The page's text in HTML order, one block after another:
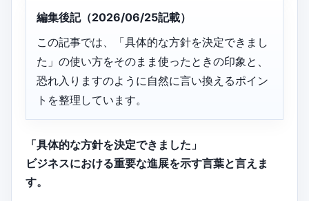
編集後記（2026/06/25記載）
この記事では、「具体的な方針を決定できまし
た」の使い方をそのまま使ったときの印象と、
恐れ入りますのように自然に言い換えるポイン
トを整理しています。
「具体的な方針を決定できました」
ビジネスにおける重要な進展を示す言葉と言えま
す。